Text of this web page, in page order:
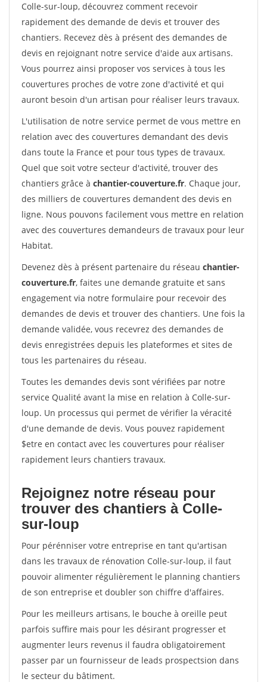
Colle-sur-loup, découvrez comment recevoir
rapidement des demande de devis et trouver des
chantiers. Recevez dès à présent des demandes de
devis en rejoignant notre service d'aide aux artisans.
Vous pourrez ainsi proposer vos services à tous les
couvertures proches de votre zone d'activité et qui
auront besoin d'un artisan pour réaliser leurs travaux.
L'utilisation de notre service permet de vous mettre en
relation avec des couvertures demandant des devis
dans toute la France et pour tous types de travaux.
Quel que soit votre secteur d'activité, trouver des
chantiers grâce à chantier-couverture.fr. Chaque jour,
des milliers de couvertures demandent des devis en
ligne. Nous pouvons facilement vous mettre en relation
avec des couvertures demandeurs de travaux pour leur
Habitat.
Devenez dès à présent partenaire du réseau chantier-
couverture.fr, faites une demande gratuite et sans
engagement via notre formulaire pour recevoir des
demandes de devis et trouver des chantiers. Une fois la
demande validée, vous recevrez des demandes de
devis enregistrées depuis les plateformes et sites de
tous les partenaires du réseau.
Toutes les demandes devis sont vérifiées par notre
service Qualité avant la mise en relation à Colle-sur-
loup. Un processus qui permet de vérifier la véracité
d'une demande de devis. Vous pouvez rapidement
$etre en contact avec les couvertures pour réaliser
rapidement leurs chantiers travaux.
Rejoignez notre réseau pour
trouver des chantiers à Colle-
sur-loup
Pour pérénniser votre entreprise en tant qu'artisan
dans les travaux de rénovation Colle-sur-loup, il faut
pouvoir alimenter régulièrement le planning chantiers
de son entreprise et doubler son chiffre d'affaires.
Pour les meilleurs artisans, le bouche à oreille peut
parfois suffire mais pour les désirant progresser et
augmenter leurs revenus il faudra obligatoirement
passer par un fournisseur de leads prospectsion dans
le secteur du bâtiment.